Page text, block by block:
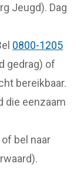
Jeugd). Dag
0800-1205
gedrag) of
bereikbaar.
die eenzaam
link gaat
of bel naar